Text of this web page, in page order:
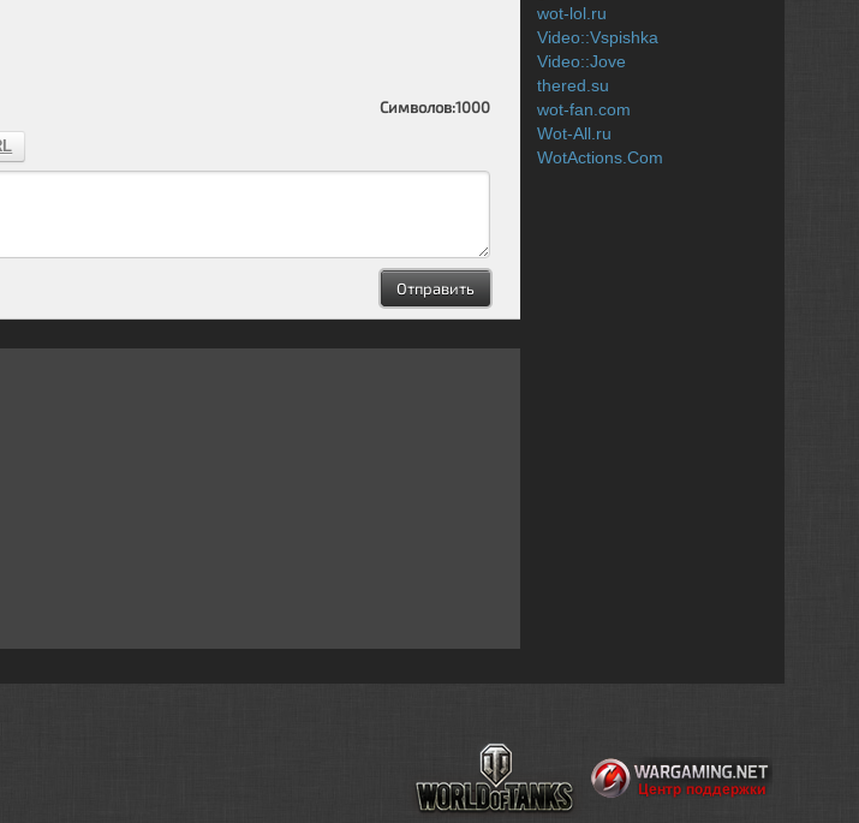
Символов:1000
wot-lol.ru
Video::Vspishka
Video::Jove
thered.su
wot-fan.com
Wot-All.ru
WotActions.Com